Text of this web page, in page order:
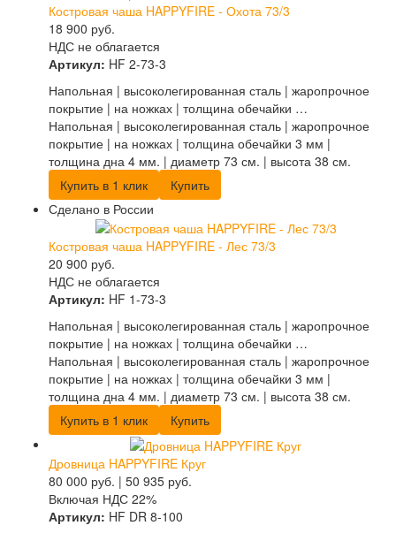
Костровая чаша HAPPYFIRE - Охота 73/3
18 900 руб.
НДС не облагается
Артикул: HF 2-73-3
Напольная | высоколегированная сталь | жаропрочное
покрытие | на ножках | толщина обечайки …
Напольная | высоколегированная сталь | жаропрочное
покрытие | на ножках | толщина обечайки 3 мм |
толщина дна 4 мм. | диаметр 73 см. | высота 38 см.
Купить в 1 клик
Купить
Сделано в России
Костровая чаша HAPPYFIRE - Лес 73/3
20 900 руб.
НДС не облагается
Артикул: HF 1-73-3
Напольная | высоколегированная сталь | жаропрочное
покрытие | на ножках | толщина обечайки …
Напольная | высоколегированная сталь | жаропрочное
покрытие | на ножках | толщина обечайки 3 мм |
толщина дна 4 мм. | диаметр 73 см. | высота 38 см.
Купить в 1 клик
Купить
Дровница HAPPYFIRE Круг
80 000 руб. | 50 935 руб.
Включая НДС 22%
Артикул: HF DR 8-100